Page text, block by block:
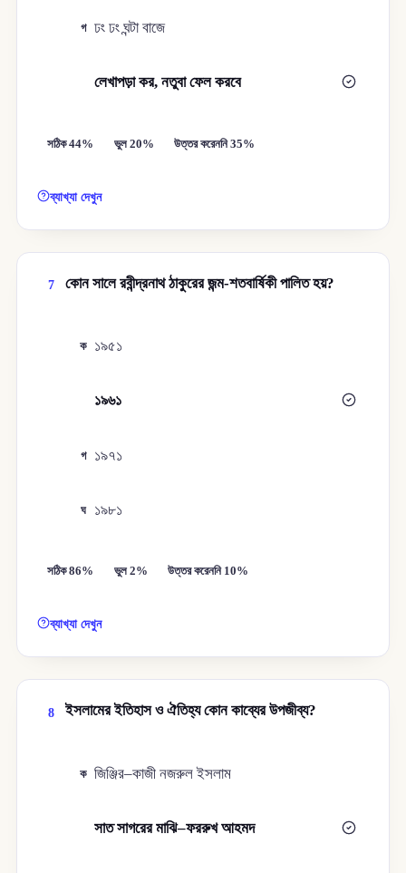
গ ঢং ঢং ঘন্টা বাজে
লেখাপড়া কর, নতুবা ফেল করবে
সঠিক 44% ভুল 20% উত্তর করেননি 35%
ব্যাখ্যা দেখুন
7 কোন সালে রবীন্দ্রনাথ ঠাকুরের জন্ম-শতবার্ষিকী পালিত হয়?
ক ১৯৫১
১৯৬১
গ ১৯৭১
ঘ ১৯৮১
সঠিক 86% ভুল 2% উত্তর করেননি 10%
ব্যাখ্যা দেখুন
8 ইসলামের ইতিহাস ও ঐতিহ্য কোন কাব্যের উপজীব্য?
ক জিঞ্জির–কাজী নজরুল ইসলাম
সাত সাগরের মাঝি–ফররুখ আহমদ